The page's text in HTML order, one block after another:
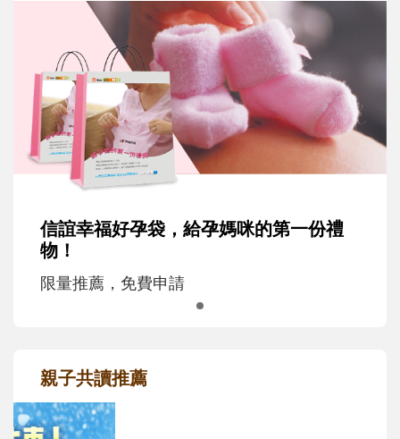
信誼幸福好孕袋，給孕媽咪的第一份禮
物！
限量推薦，免費申請
親子共讀推薦